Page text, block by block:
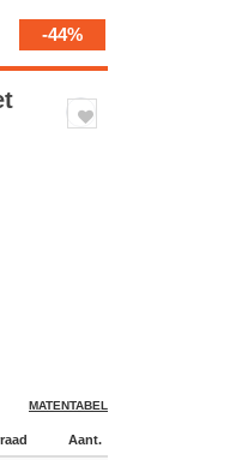
-44%
MATENTABEL
Aant.